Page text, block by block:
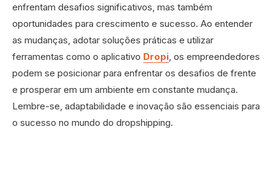
enfrentam desafios significativos, mas também
oportunidades para crescimento e sucesso. Ao entender
as mudanças, adotar soluções práticas e utilizar
ferramentas como o aplicativo Dropi , os empreendedores
podem se posicionar para enfrentar os desafios de frente
e prosperar em um ambiente em constante mudança.
Lembre-se, adaptabilidade e inovação são essenciais para
o sucesso no mundo do dropshipping.